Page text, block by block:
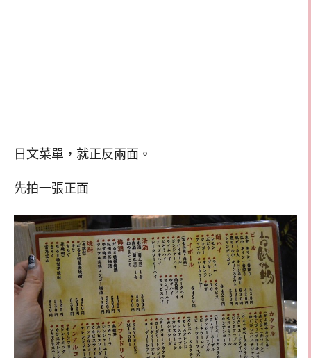
日文菜單，就正反兩面。
先拍一張正面